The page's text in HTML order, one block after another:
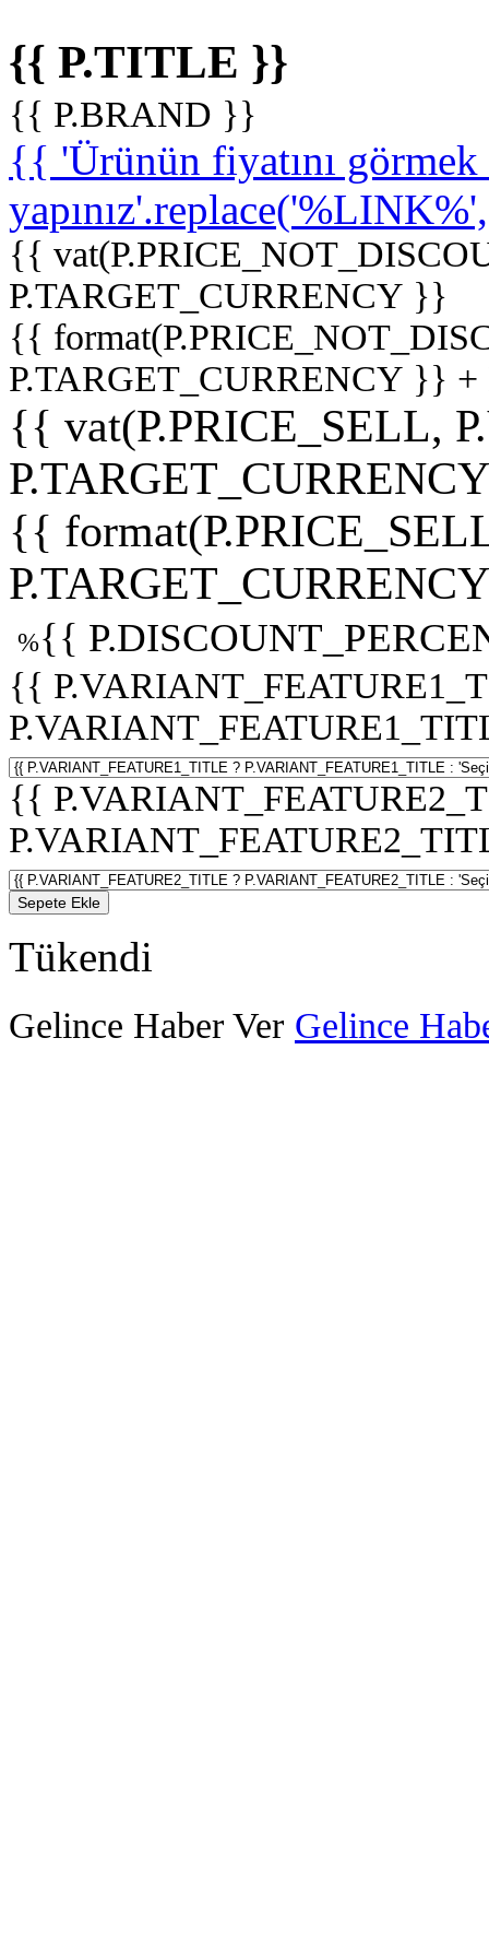
{{ P.TITLE }}
{{ P.BRAND }}
{{ 'Ürünün fiyatını
{{
P.TARGET_CURRENCY }}
{{
P.TARGET_CURRENCY }}
{{ vat(P.PRICE_SELL,
{{
%{{
{{
{{
Sepete Ekle
Tükendi
Gelince Haber Ver Gelince